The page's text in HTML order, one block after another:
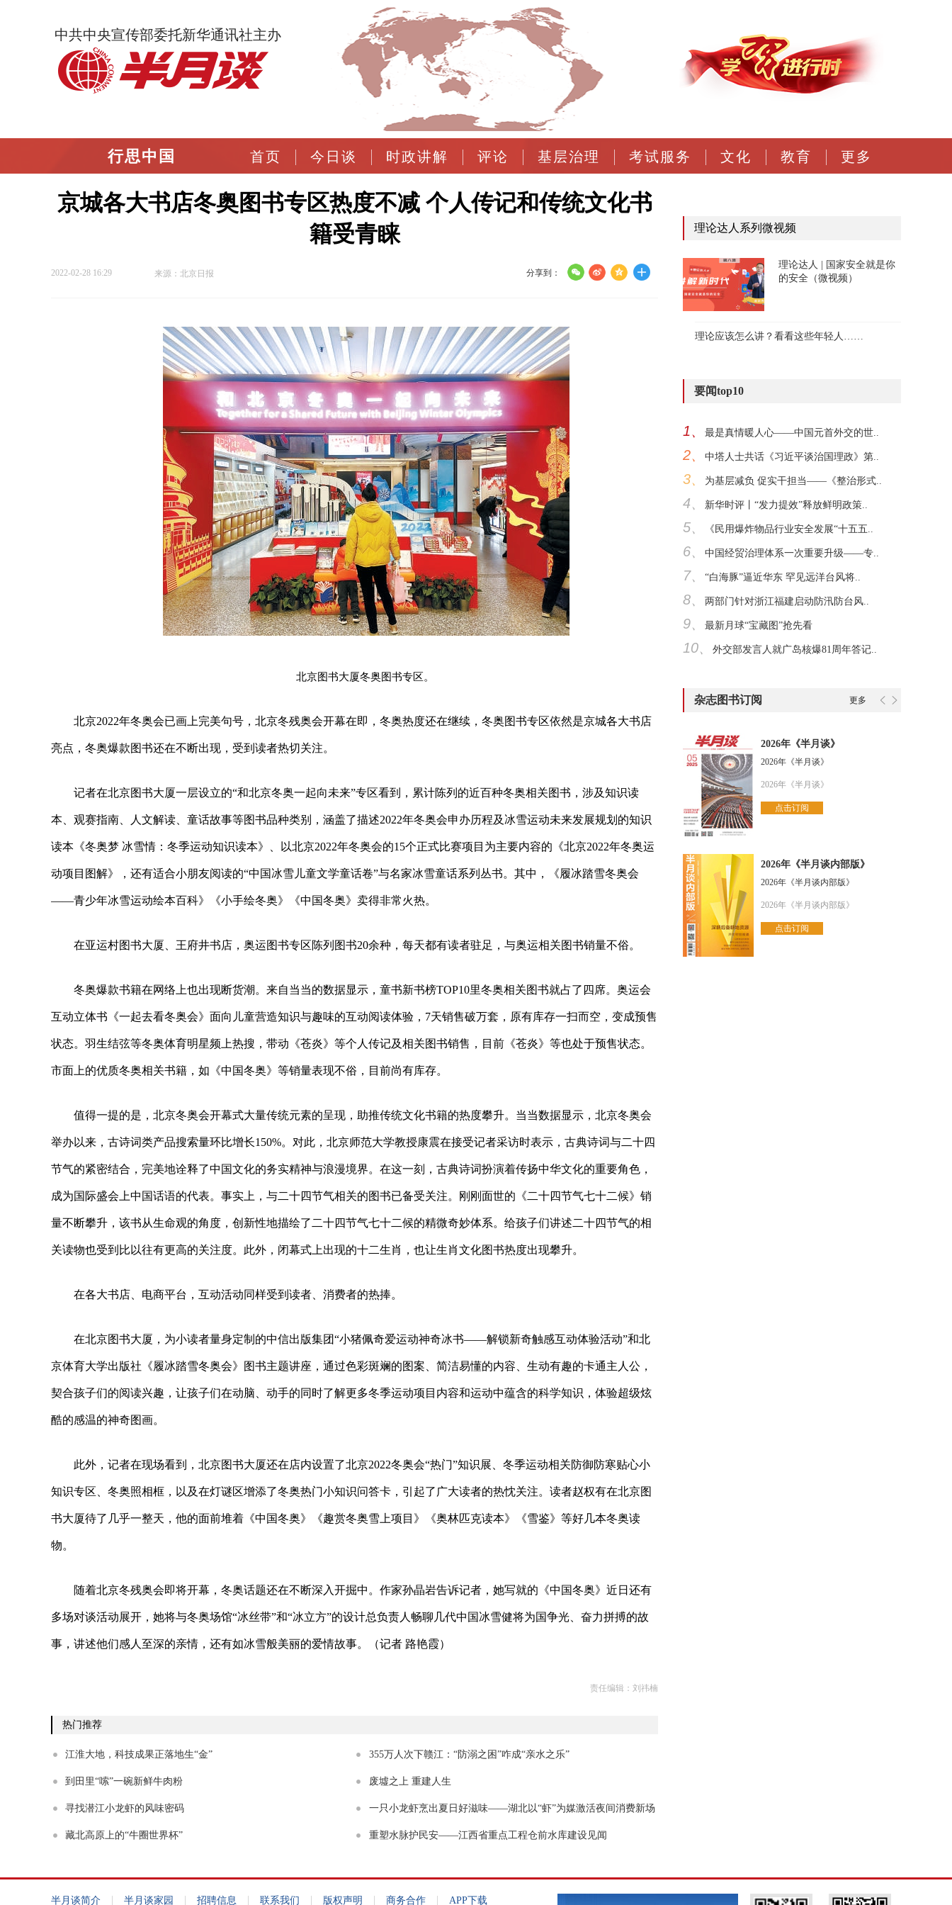
中共中央宣传部委托新华通讯社主办
行思中国 首页 今日谈 时政讲解 评论 基层治理 考试服务 文化 教育 更多
京城各大书店冬奥图书专区热度不减 个人传记和传统文化书
籍受青睐
2022-02-28 16:29 来源：北京日报 分享到：
北京图书大厦冬奥图书专区。
北京2022年冬奥会已画上完美句号，北京冬残奥会开幕在即，冬奥热度还在继续，冬奥图书专区依然是京城各大书店
亮点，冬奥爆款图书还在不断出现，受到读者热切关注。
记者在北京图书大厦一层设立的“和北京冬奥一起向未来”专区看到，累计陈列的近百种冬奥相关图书，涉及知识读
本、观赛指南、人文解读、童话故事等图书品种类别，涵盖了描述2022年冬奥会申办历程及冰雪运动未来发展规划的知识
读本《冬奥梦 冰雪情：冬季运动知识读本》、以北京2022年冬奥会的15个正式比赛项目为主要内容的《北京2022年冬奥运
动项目图解》，还有适合小朋友阅读的“中国冰雪儿童文学童话卷”与名家冰雪童话系列丛书。其中，《履冰踏雪冬奥会
——青少年冰雪运动绘本百科》《小手绘冬奥》《中国冬奥》卖得非常火热。
在亚运村图书大厦、王府井书店，奥运图书专区陈列图书20余种，每天都有读者驻足，与奥运相关图书销量不俗。
冬奥爆款书籍在网络上也出现断货潮。来自当当的数据显示，童书新书榜TOP10里冬奥相关图书就占了四席。奥运会
互动立体书《一起去看冬奥会》面向儿童营造知识与趣味的互动阅读体验，7天销售破万套，原有库存一扫而空，变成预售
状态。羽生结弦等冬奥体育明星频上热搜，带动《苍炎》等个人传记及相关图书销售，目前《苍炎》等也处于预售状态。
市面上的优质冬奥相关书籍，如《中国冬奥》等销量表现不俗，目前尚有库存。
值得一提的是，北京冬奥会开幕式大量传统元素的呈现，助推传统文化书籍的热度攀升。当当数据显示，北京冬奥会
举办以来，古诗词类产品搜索量环比增长150%。对此，北京师范大学教授康震在接受记者采访时表示，古典诗词与二十四
节气的紧密结合，完美地诠释了中国文化的务实精神与浪漫境界。在这一刻，古典诗词扮演着传扬中华文化的重要角色，
成为国际盛会上中国话语的代表。事实上，与二十四节气相关的图书已备受关注。刚刚面世的《二十四节气七十二候》销
量不断攀升，该书从生命观的角度，创新性地描绘了二十四节气七十二候的精微奇妙体系。给孩子们讲述二十四节气的相
关读物也受到比以往有更高的关注度。此外，闭幕式上出现的十二生肖，也让生肖文化图书热度出现攀升。
在各大书店、电商平台，互动活动同样受到读者、消费者的热捧。
在北京图书大厦，为小读者量身定制的中信出版集团“小猪佩奇爱运动神奇冰书——解锁新奇触感互动体验活动”和北
京体育大学出版社《履冰踏雪冬奥会》图书主题讲座，通过色彩斑斓的图案、简洁易懂的内容、生动有趣的卡通主人公，
契合孩子们的阅读兴趣，让孩子们在动脑、动手的同时了解更多冬季运动项目内容和运动中蕴含的科学知识，体验超级炫
酷的感温的神奇图画。
此外，记者在现场看到，北京图书大厦还在店内设置了北京2022冬奥会“热门”知识展、冬季运动相关防御防寒贴心小
知识专区、冬奥照相框，以及在灯谜区增添了冬奥热门小知识问答卡，引起了广大读者的热忱关注。读者赵权有在北京图
书大厦待了几乎一整天，他的面前堆着《中国冬奥》《趣赏冬奥雪上项目》《奥林匹克读本》《雪鉴》等好几本冬奥读
物。
随着北京冬残奥会即将开幕，冬奥话题还在不断深入开掘中。作家孙晶岩告诉记者，她写就的《中国冬奥》近日还有
多场对谈活动展开，她将与冬奥场馆“冰丝带”和“冰立方”的设计总负责人畅聊几代中国冰雪健将为国争光、奋力拼搏的故
事，讲述他们感人至深的亲情，还有如冰雪般美丽的爱情故事。（记者 路艳霞）
责任编辑：刘祎楠
热门推荐
江淮大地，科技成果正落地生“金” 355万人次下赣江：“防溺之困”咋成“亲水之乐”
到田里“嗦”一碗新鲜牛肉粉 废墟之上 重建人生
寻找潜江小龙虾的风味密码 一只小龙虾烹出夏日好滋味——湖北以“虾”为媒激活夜间消费新场
景
藏北高原上的“牛圈世界杯” 重塑水脉护民安——江西省重点工程仓前水库建设见闻
理论达人系列微视频
理论达人 | 国家安全就是你
的安全（微视频）
理论应该怎么讲？看看这些年轻人……
要闻top10
1、 最是真情暖人心——中国元首外交的世..
2、 中塔人士共话《习近平谈治国理政》第..
3、 为基层减负 促实干担当——《整治形式..
4、 新华时评丨“发力提效”释放鲜明政策..
5、 《民用爆炸物品行业安全发展“十五五..
6、 中国经贸治理体系一次重要升级——专..
7、 “白海豚”逼近华东 罕见远洋台风将..
8、 两部门针对浙江福建启动防汛防台风..
9、 最新月球“宝藏图”抢先看
10、 外交部发言人就广岛核爆81周年答记..
杂志图书订阅 更多
2026年《半月谈》
2026年《半月谈》
2026年《半月谈》
点击订阅
2026年《半月谈内部版》
2026年《半月谈内部版》
2026年《半月谈内部版》
点击订阅
半月谈简介 | 半月谈家园 | 招聘信息 | 联系我们 | 版权声明 | 商务合作 | APP下载